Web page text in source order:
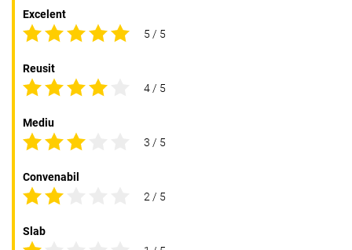
Excelent
5 / 5
Reusit
4 / 5
Mediu
3 / 5
Convenabil
2 / 5
Slab